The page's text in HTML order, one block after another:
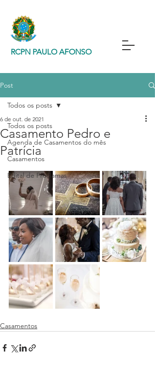
RCPN PAULO AFONSO
Post
Todos os posts
Agenda de Casamentos do mês
Casamentos
Edital de Proclamas
Todos os posts
Casamento Pedro e
Patrícia
6 de out. de 2021
Casamentos